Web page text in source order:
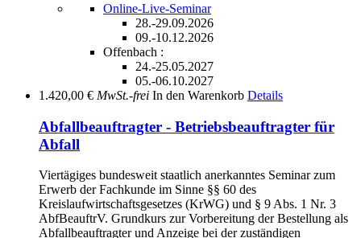
Online-Live-Seminar
28.-29.09.2026
09.-10.12.2026
Offenbach :
24.-25.05.2027
05.-06.10.2027
1.420,00 € MwSt.-frei In den Warenkorb Details
Abfallbeauftragter - Betriebsbeauftragter für
Abfall
Viertägiges bundesweit staatlich anerkanntes Seminar zum
Erwerb der Fachkunde im Sinne §§ 60 des
Kreislaufwirtschaftsgesetzes (KrWG) und § 9 Abs. 1 Nr. 3
AbfBeauftrV. Grundkurs zur Vorbereitung der Bestellung als
Abfallbeauftragter und Anzeige bei der zuständigen